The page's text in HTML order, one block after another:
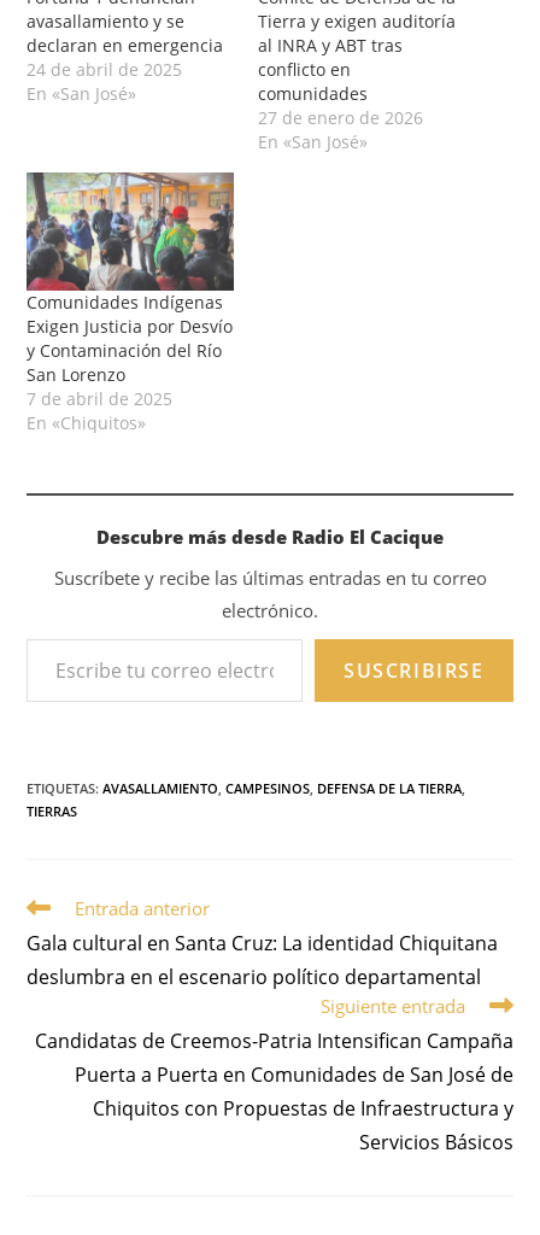
avasallamiento y se
declaran en emergencia
24 de abril de 2025
En «San José»
Tierra y exigen auditoría
al INRA y ABT tras
conflicto en
comunidades
27 de enero de 2026
En «San José»
Comunidades Indígenas
Exigen Justicia por Desvío
y Contaminación del Río
San Lorenzo
7 de abril de 2025
En «Chiquitos»
Descubre más desde Radio El Cacique
Suscríbete y recibe las últimas entradas en tu correo
electrónico.
SUSCRIBIRSE
ETIQUETAS:AVASALLAMIENTO, CAMPESINOS, DEFENSA DE LA TIERRA,
TIERRAS
Entrada anterior
Gala cultural en Santa Cruz: La identidad Chiquitana
deslumbra en el escenario político departamental
Siguiente entrada
Candidatas de Creemos-Patria Intensifican Campaña
Puerta a Puerta en Comunidades de San José de
Chiquitos con Propuestas de Infraestructura y
Servicios Básicos